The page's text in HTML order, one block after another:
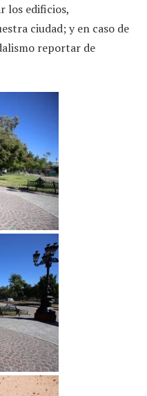
los edificios,
ciudad; y en caso de
reportar de